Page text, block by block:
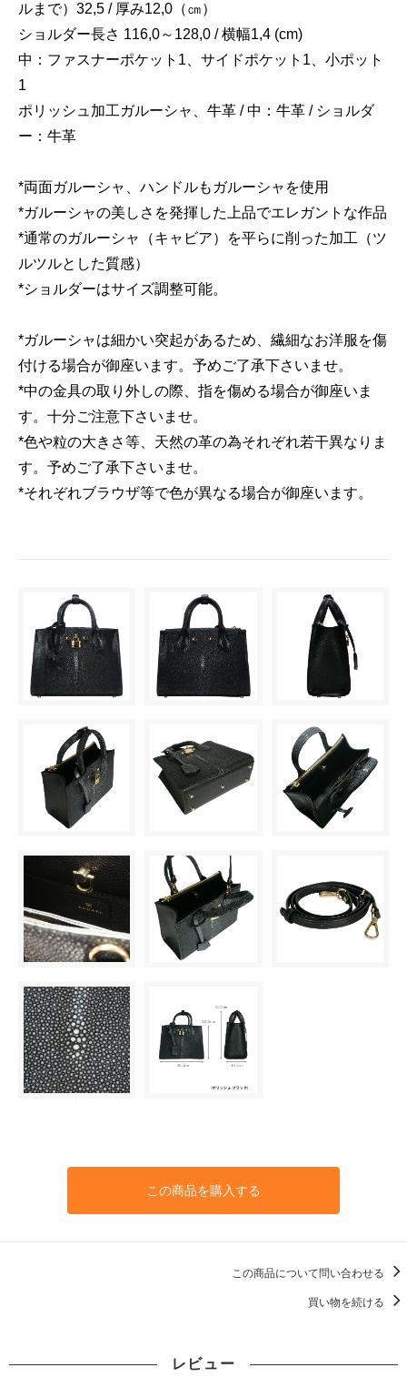
ルまで）32,5 / 厚み12,0（㎝）
ショルダー長さ 116,0～128,0 / 横幅1,4 (cm)
中：ファスナーポケット1、サイドポケット1、小ポット
1
ポリッシュ加工ガルーシャ、牛革 / 中：牛革 / ショルダ
ー：牛革
*両面ガルーシャ、ハンドルもガルーシャを使用
*ガルーシャの美しさを発揮した上品でエレガントな作品
*通常のガルーシャ（キャビア）を平らに削った加工（ツ
ルツルとした質感）
*ショルダーはサイズ調整可能。
*ガルーシャは細かい突起があるため、繊細なお洋服を傷
付ける場合が御座います。予めご了承下さいませ。
*中の金具の取り外しの際、指を傷める場合が御座いま
す。十分ご注意下さいませ。
*色や粒の大きさ等、天然の革の為それぞれ若干異なりま
す。予めご了承下さいませ。
*それぞれブラウザ等で色が異なる場合が御座います。
この商品を購入する
この商品について問い合わせる
買い物を続ける
レビュー